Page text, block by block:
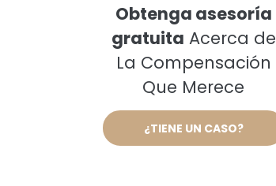
Obtenga asesoría
gratuita Acerca de
La Compensación
Que Merece
¿TIENE UN CASO?